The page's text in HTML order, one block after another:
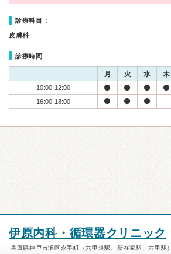
診療科目：
皮膚科
診療時間
月 火 水 木
10:00-12:00
16:00-18:00
伊原内科・循環器クリニック
兵庫県神戸市灘区永手町（六甲道駅、新在家駅、六甲駅）